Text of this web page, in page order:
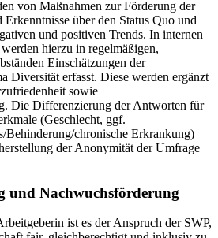
von Maßnahmen zur Förderung der
über den Status Quo und
und positiven Trends. In internen
hierzu in regelmäßigen,
Einschätzungen der
Diversität erfasst. Diese werden ergänzt
sowie
Die Differenzierung der Antworten für
(Geschlecht, ggf.
Behinderung/chronische Erkrankung)
der Anonymität der Umfrage
und Nachwuchsförderung
ist es der Anspruch der SWP,